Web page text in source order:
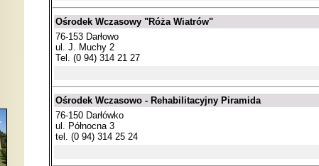
Ośrodek Wczasowy "Róża Wiatrów"
76-153 Darłowo
ul. J. Muchy 2
Tel. (0 94) 314 21 27
Ośrodek Wczasowo - Rehabilitacyjny Piramida
76-150 Darłówko
ul. Północna 3
tel. (0 94) 314 25 24